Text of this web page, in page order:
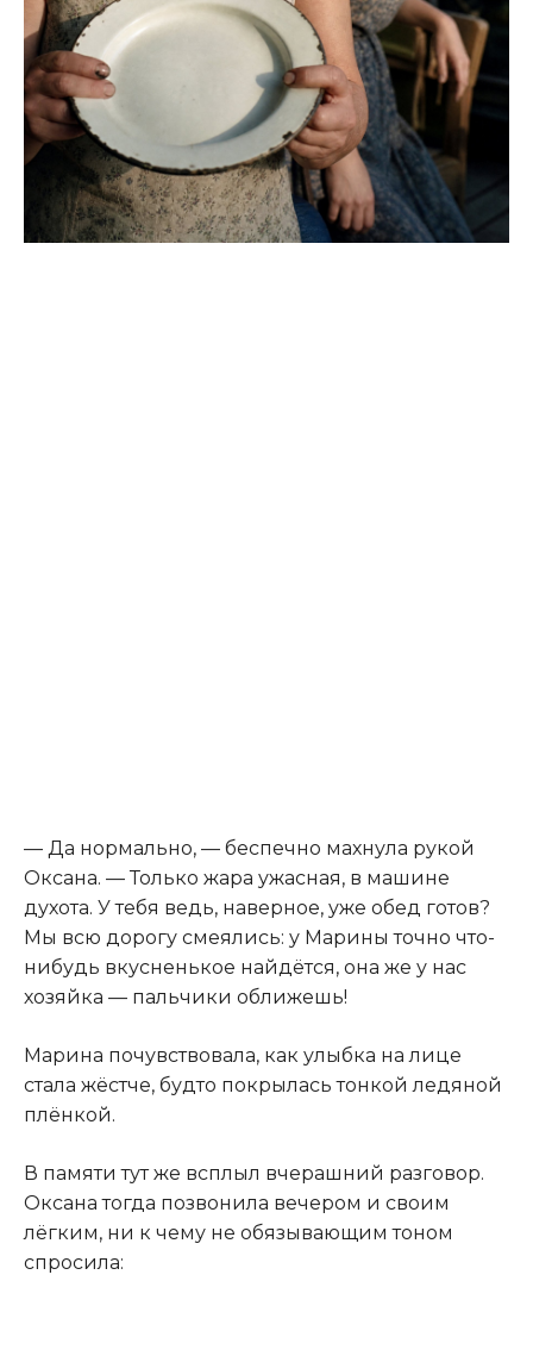
— Да нормально, — беспечно махнула рукой
Оксана. — Только жара ужасная, в машине
духота. У тебя ведь, наверное, уже обед готов?
Мы всю дорогу смеялись: у Марины точно что-
нибудь вкусненькое найдётся, она же у нас
хозяйка — пальчики оближешь!
Марина почувствовала, как улыбка на лице
стала жёстче, будто покрылась тонкой ледяной
плёнкой.
В памяти тут же всплыл вчерашний разговор.
Оксана тогда позвонила вечером и своим
лёгким, ни к чему не обязывающим тоном
спросила: